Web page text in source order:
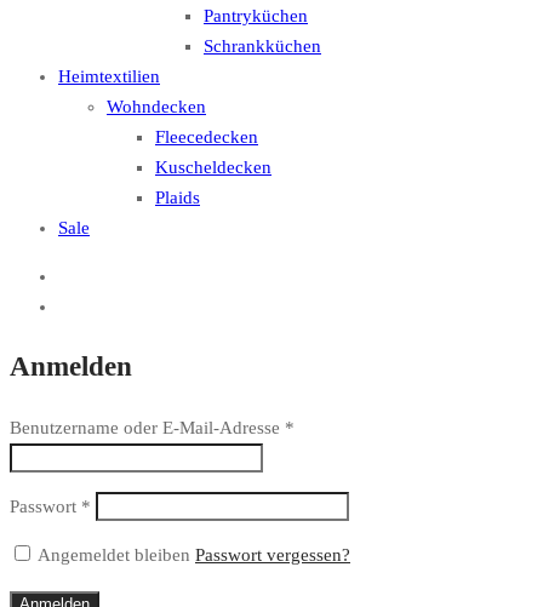
Pantryküchen
Schrankküchen
Heimtextilien
Wohndecken
Fleecedecken
Kuscheldecken
Plaids
Sale
Anmelden
Benutzername oder E-Mail-Adresse *
Passwort *
Angemeldet bleiben Passwort vergessen?